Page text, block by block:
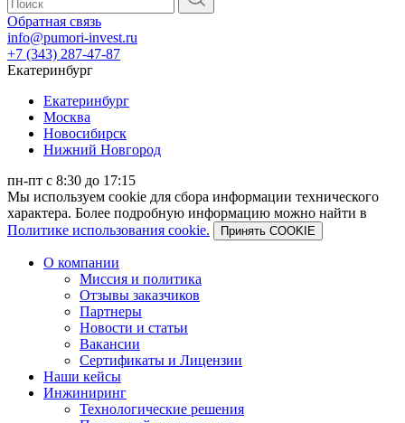
Обратная связь
info@pumori-invest.ru
+7 (343) 287-47-87
Екатеринбург
Екатеринбург
Москва
Новосибирск
Нижний Новгород
пн-пт с 8:30 до 17:15
Мы используем cookie для сбора информации технического
характера. Более подробную информацию можно найти в
Политике использования cookie.
Принять COOKIE
О компании
Миссия и политика
Отзывы заказчиков
Партнеры
Новости и статьи
Вакансии
Сертификаты и Лицензии
Наши кейсы
Инжиниринг
Технологические решения